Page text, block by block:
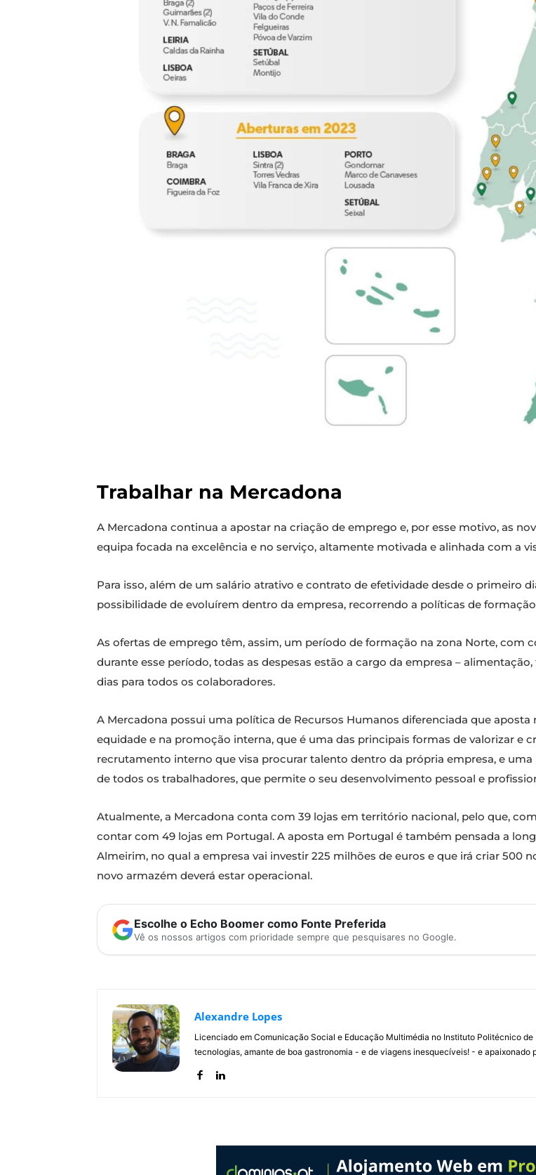
Trabalhar na Mercadona
A Mercadona continua a apostar na criação de emprego e, por esse motivo, as
equipa focada na excelência e no serviço, altamente motivada e alinhada com a
Para isso, além de um salário atrativo e contrato de efetividade desde o primeiro
possibilidade de evoluírem dentro da empresa, recorrendo a políticas de
As ofertas de emprego têm, assim, um período de formação na zona Norte, com
durante esse período, todas as despesas estão a cargo da empresa –
dias para todos os colaboradores.
A Mercadona possui uma política de Recursos Humanos diferenciada que aposta
equidade e na promoção interna, que é uma das principais formas de valorizar e
recrutamento interno que visa procurar talento dentro da própria empresa, e
de todos os trabalhadores, que permite o seu desenvolvimento pessoal e
Atualmente, a Mercadona conta com 39 lojas em território nacional, pelo que,
contar com 49 lojas em Portugal. A aposta em Portugal é também pensada a
Almeirim, no qual a empresa vai investir 225 milhões de euros e que irá criar 500
novo armazém deverá estar operacional.
Escolhe o Echo Boomer como Fonte Preferida
Vê os nossos artigos com prioridade sempre que pesquisares no Google.
Alexandre Lopes
Licenciado em Comunicação Social e Educação Multimédia no Instituto Politécnico
tecnologias, amante de boa gastronomia - e de viagens inesquecíveis! - e apaixonado